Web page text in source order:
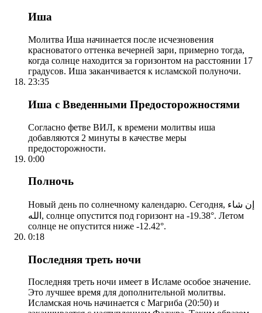
Иша
Молитва Иша начинается после исчезновения
красноватого оттенка вечерней зари, примерно тогда,
когда солнце находится за горизонтом на расстоянии 17
градусов. Иша заканчивается к исламской полуночи.
23:35
Иша с Введенными Предосторожностями
Согласно фетве ВИЛ, к времени молитвы иша
добавляются 2 минуты в качестве меры
предосторожности.
0:00
Полночь
Новый день по солнечному календарю. Сегодня, إن شاء
الله, солнце опустится под горизонт на -19.38°. Летом
солнце не опустится ниже -12.42°.
0:18
Последняя треть ночи
Последняя треть ночи имеет в Исламе особое значение.
Это лучшее время для дополнительной молитвы.
Исламская ночь начинается с Магриба (20:50) и